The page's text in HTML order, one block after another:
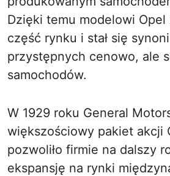
Dzięki temu modelowi Opel
część rynku i stał się
przystępnych cenowo, ale
samochodów.
W 1929 roku General
większościowy pakiet akcji
pozwoliło firmie na dalszy
ekspansję na rynki